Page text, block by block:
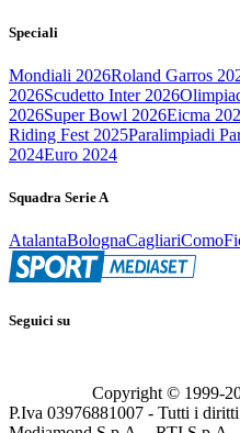
Speciali
Mondiali 2026Roland Garros
2026Scudetto Inter 2026
2026Super Bowl 2026Eicma
Riding Fest 2025Paralimpiadi
2024Euro 2024
Squadra Serie A
AtalantaBolognaCagliariComo
Seguici su
Copyright © 1999-
P.Iva 03976881007 - Tutti i